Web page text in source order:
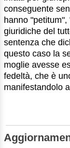
conseguente
hanno
giuridiche del
sentenza che
questo caso la
moglie avesse
fedeltà, che è
manifestandolo